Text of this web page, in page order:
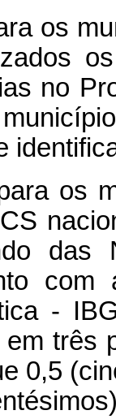
os
no
os
com
-
três
0,5